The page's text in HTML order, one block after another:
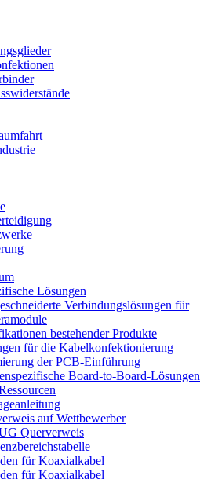
Lösungen
Verbindungslösungen für
bestehender Produkte
für die Kabelkonfektionierung
der PCB-Einführung
Board-to-Board-Lösungen
auf Wettbewerber
Querverweis
für Koaxialkabel
für Koaxialkabel